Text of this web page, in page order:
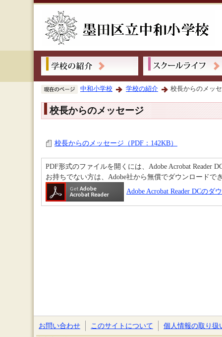
中和小学校 学校の紹介 校長からのメッ
校長からのメッセージ
校長からのメッセージ（PDF：142KB）
PDF形式のファイルを開くには、Adobe Acrobat Reader
お持ちでない方は、Adobe社から無償でダウンロードで
Adobe Acrobat Reader DCのダ
お問い合わせ このサイトについて 個人情報の取り扱